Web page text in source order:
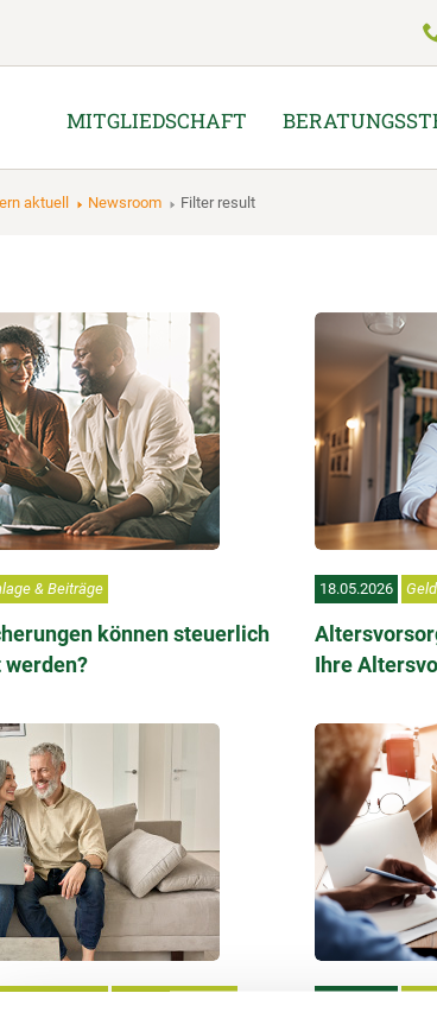
MITGLIEDSCHAFT
aktuell Newsroom Filter result
& Beiträge
können steuerlich
18.05.2026
Ihre
& Beiträge